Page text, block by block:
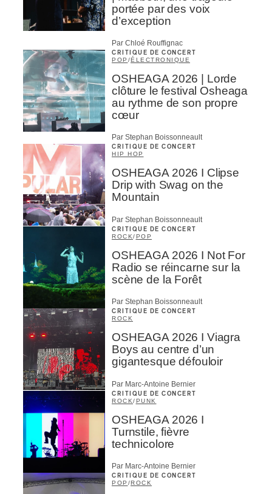
portée par des voix
d’exception
Par Chloé Rouffignac
CRITIQUE DE CONCERT
POP /ÉLECTRONIQUE
OSHEAGA 2026 | Lorde
clôture le festival Osheaga
au rythme de son propre
cœur
Par Stephan Boissonneault
CRITIQUE DE CONCERT
HIP HOP
OSHEAGA 2026 I Clipse
Drip with Swag on the
Mountain
Par Stephan Boissonneault
CRITIQUE DE CONCERT
ROCK/POP
OSHEAGA 2026 I Not For
Radio se réincarne sur la
scène de la Forêt
Par Stephan Boissonneault
CRITIQUE DE CONCERT
ROCK
OSHEAGA 2026 I Viagra
Boys au centre d’un
gigantesque défouloir
Par Marc-Antoine Bernier
CRITIQUE DE CONCERT
ROCK/PUNK
OSHEAGA 2026 I
Turnstile, fièvre
technicolore
Par Marc-Antoine Bernier
CRITIQUE DE CONCERT
POP /ROCK